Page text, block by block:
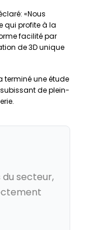
«Nous
qui profite à la
facilité par
de 3D unique
terminé une étude
de plein-
du secteur,